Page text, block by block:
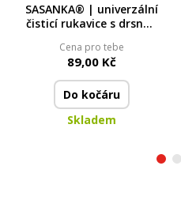
SASANKA® | univerzální
čisticí rukavice s drsnou
23 × 20 cm
Cena pro tebe
89,00 Kč
Do kočáru
Skladem